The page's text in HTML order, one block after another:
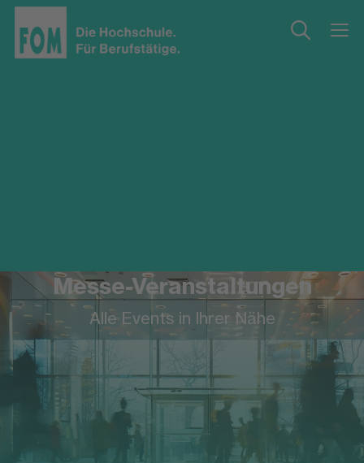
Messe-Veranstaltungen
Alle Events in Ihrer Nähe